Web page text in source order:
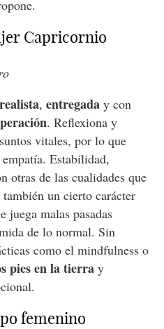
Capricornio
realista, entregaday con
. Reflexiona y
vitales, por lo que
Estabilidad,
otras de las cualidades que
un cierto carácter
juega malas pasadas
de lo normal. Sin
como el mindfulness o
pies en la tierray
femenino